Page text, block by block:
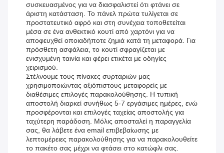
συσκευασμένος για να διασφαλιστεί ότι φτάνει σε
άριστη κατάσταση. Το πάνελ πρώτα τυλίγεται σε
προστατευτικό αφρό και στη συνέχεια τοποθετείται
μέσα σε ένα ανθεκτικό κουτί από χαρτόνι για να
αποφευχθεί οποιαδήποτε ζημιά κατά τη μεταφορά. Για
πρόσθετη ασφάλεια, το κουτί σφραγίζεται με
ενισχυμένη ταινία και φέρει ετικέτα με οδηγίες
χειρισμού.
Στέλνουμε τους πίνακες συρταριών μας
χρησιμοποιώντας αξιόπιστους μεταφορείς με
διαθέσιμες επιλογές παρακολούθησης. Η τυπική
αποστολή διαρκεί συνήθως 5-7 εργάσιμες ημέρες, ενώ
προσφέρονται και επιλογές ταχείας αποστολής για
ταχύτερη παράδοση. Μόλις αποσταλεί η παραγγελία
σας, θα λάβετε ένα email επιβεβαίωσης με
λεπτομέρειες παρακολούθησης για να παρακολουθείτε
το πακέτο σας μέχρι να φτάσει στο κατώφλι σας.